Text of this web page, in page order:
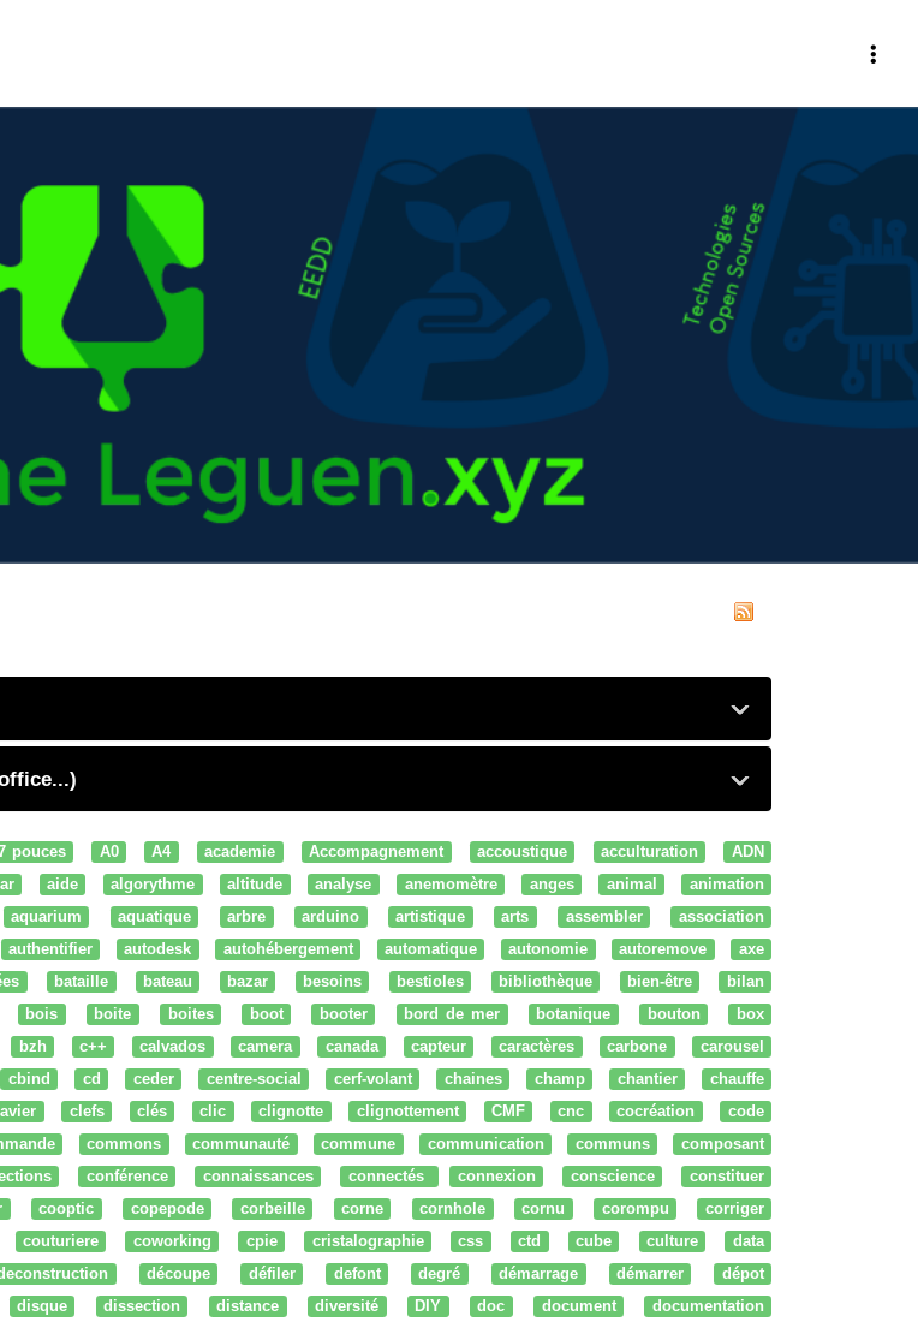
pouces A0 A4 academie Accompagnement accoustique acculturation
ADN
aide algorythme altitude analyse anemomètre anges animal
animation
aquarium aquatique arbre arduino artistique arts assembler
association
authentifier autodesk autohébergement automatique autonomie autoremove
axe
bataille bateau bazar besoins bestioles bibliothèque bien-être
bilan
bois boite boites boot booter bord de mer botanique bouton
box
bzh c++ calvados camera canada capteur caractères carbone
carousel
cbind cd ceder centre-social cerf-volant chaines champ chantier
chauffe
clefs clés clic clignotte clignottement CMF cnc cocréation
code
commons communauté commune communication communs
composant
conférence connaissances connectés connexion conscience
constituer
cooptic copepode corbeille corne cornhole cornu corompu
corriger
couturiere coworking cpie cristalographie css ctd cube culture
data
découpe défiler defont degré démarrage démarrer
dépot
disque dissection distance diversité DIY doc document
documentation